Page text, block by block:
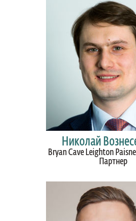
Николай
Bryan Cave Leighton
Партнер